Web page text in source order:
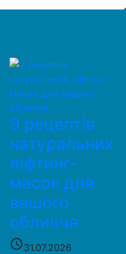
9 рецептів
натуральних
ліфтинг-
масок для
вашого
обличчя
access_time31.07.2026